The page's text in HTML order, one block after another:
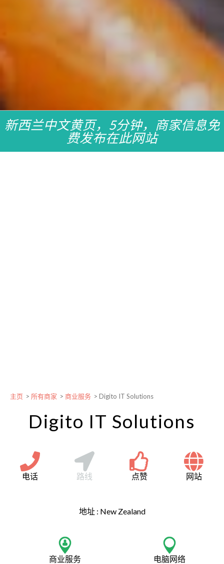
新西兰中文黄页，5分钟，商家信息免
费发布在此网站
主页 > 所有商家 > 商业服务 > Digito IT Solutions
Digito IT Solutions
电话 路线 点赞 网站
地址 : New Zealand
商业服务 电脑网络